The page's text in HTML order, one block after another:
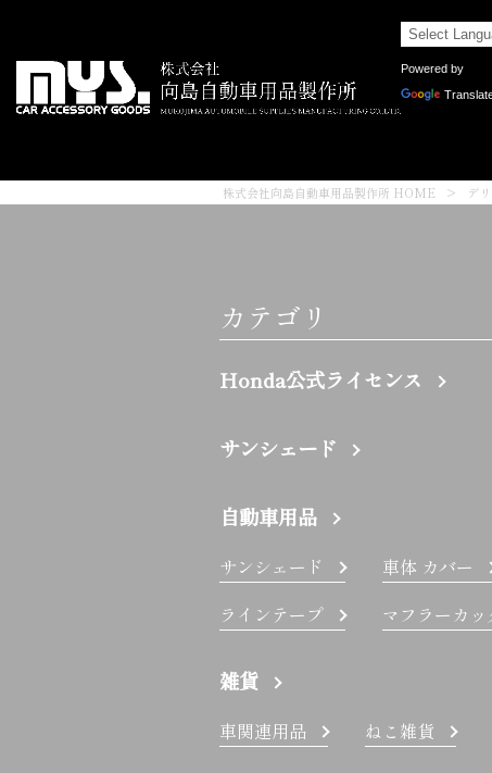
Powered by
株式会社向島自動車用品製作所 HOME > デ
カテゴリ
Honda公式ライセンス
サンシェード
自動車用品
サンシェード 車体 カバー
ラインテープ
マフラーカッ
雑貨
車関連用品 ねこ雑貨